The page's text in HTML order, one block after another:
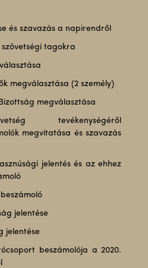
és szavazás a napirendről
szövetségi tagokra
megválasztása (2 személy)
megválasztása
tevékenységéről
megvitatása és szavazás
jelentés és az ehhez
jelentése
beszámolója a 2020.